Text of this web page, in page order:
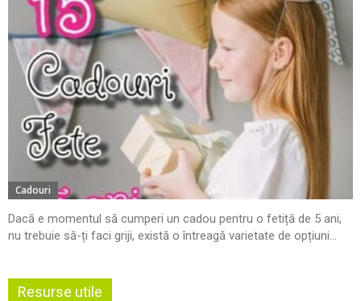
Cadouri
Dacă e momentul să cumperi un cadou pentru o fetiță de 5 ani,
nu trebuie să-ți faci griji, există o întreagă varietate de opțiuni...
Resurse utile